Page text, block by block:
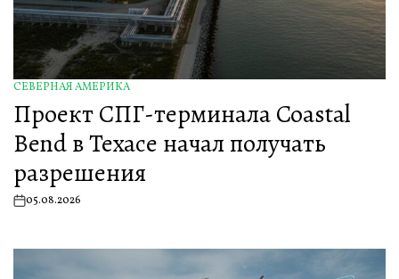
ОПУБЛИКОВАНО
В
СЕВЕРНАЯ АМЕРИКА
Проект СПГ-терминала Coastal
Bend в Техасе начал получать
разрешения
on05.08.2026